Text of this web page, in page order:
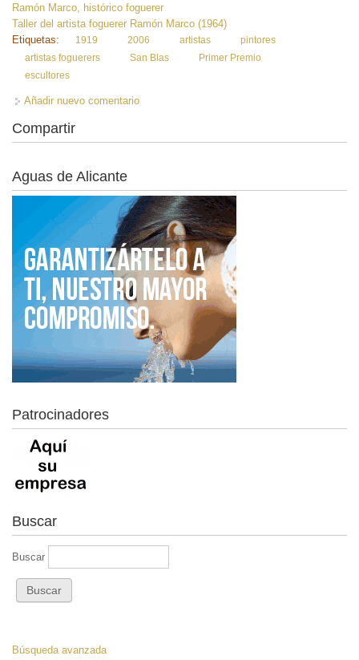
Ramón Marco, histórico foguerer
Taller del artista foguerer Ramón Marco (1964)
Etiquetas:
1919 2006 artistas
pintores
artistas foguerers
San Blas
Primer Premio
escultores
Añadir nuevo comentario
Compartir
Aguas de Alicante
Patrocinadores
Buscar
Buscar
Búsqueda avanzada